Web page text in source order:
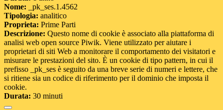
Nome: _pk_ses.1.4562
Tipologia: analitico
Proprieta: Prime Parti
Descrizione: Questo nome di cookie è associato alla piattaforma di
analisi web open source Piwik. Viene utilizzato per aiutare i
proprietari di siti Web a monitorare il comportamento dei visitatori e
misurare le prestazioni del sito. È un cookie di tipo pattern, in cui il
prefisso _pk_ses è seguito da una breve serie di numeri e lettere, che
si ritiene sia un codice di riferimento per il dominio che imposta il
cookie.
Durata: 30 minuti